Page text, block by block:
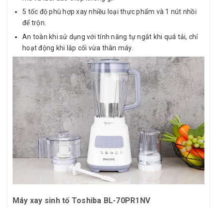
5 tốc độ phù hợp xay nhiều loại thực phẩm và 1 nút nhồi
để trộn.
An toàn khi sử dụng với tính năng tự ngắt khi quá tải, chỉ
hoạt động khi lắp cối vừa thân máy.
Máy xay sinh tố Toshiba BL-70PR1NV